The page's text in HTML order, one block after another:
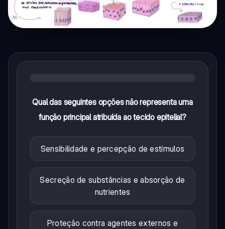
Qual das seguintes opções não representa uma
função principal atribuída ao tecido epitelial?
Sensibilidade e percepção de estímulos
Secreção de substâncias e absorção de
nutrientes
Proteção contra agentes externos e